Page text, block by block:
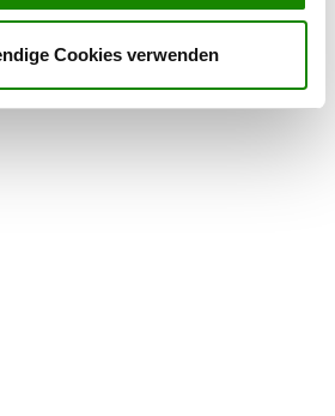
Cookies verwenden